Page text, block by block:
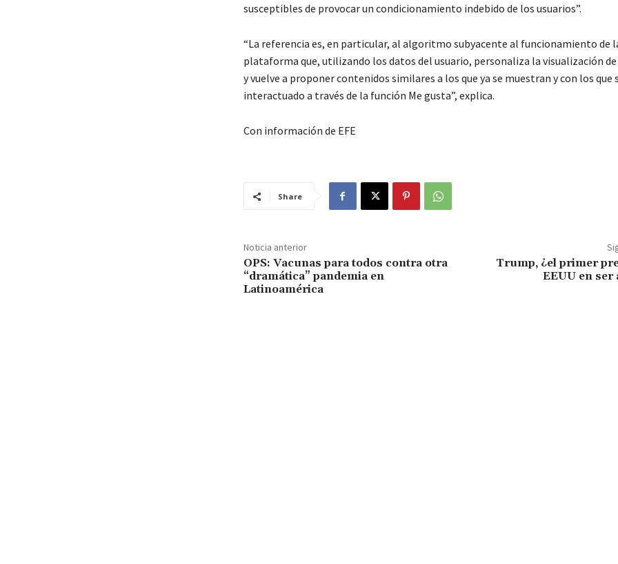
susceptibles de provocar un condicionamiento indebido de los usuarios”.
“La referencia es, en particular, al algoritmo subyacente al funcionamiento de
plataforma que, utilizando los datos del usuario, personaliza la visualización
y vuelve a proponer contenidos similares a los que ya se muestran y con los que
interactuado a través de la función Me gusta”, explica.
Con información de EFE
Share
Noticia anterior
OPS: Vacunas para todos contra otra
“dramática” pandemia en
Latinoamérica
Trump, ¿el primer
EEUU en ser